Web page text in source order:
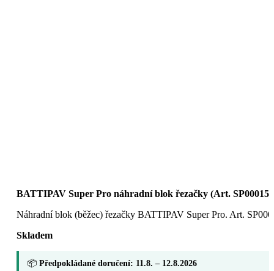
BATTIPAV Super Pro náhradní blok řezačky (Art. SP00015)
Náhradní blok (běžec) řezačky BATTIPAV Super Pro. Art.
Skladem
📦 Předpokládané doručení: 11.8. – 12.8.2026